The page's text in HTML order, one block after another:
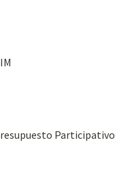
Participativo